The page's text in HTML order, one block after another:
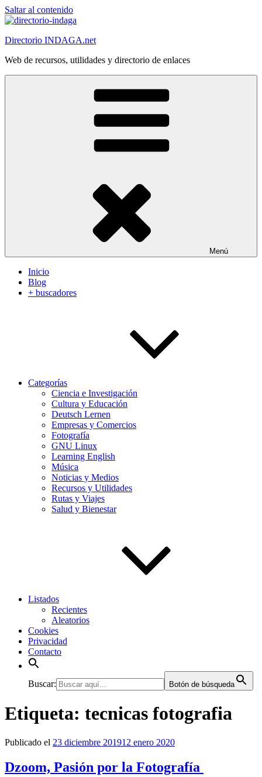
Saltar al contenido
Directorio INDAGA.net
Web de recursos, utilidades y directorio de enlaces
Menú
Inicio
Blog
+ buscadores
Categorías
Ciencia e Investigación
Cultura y Educación
Deutsch Lernen
Empresas y Comercios
Fotografía
GNU Linux
Learning English
Música
Noticias y Medios
Recursos y Utilidades
Rutas y Viajes
Salud y Bienestar
Listados
Recientes
Aleatorios
Cookies
Privacidad
Contacto
Buscar: Botón de búsqueda
Etiqueta: tecnicas fotografia
Publicado el 23 diciembre 201912 enero 2020
Dzoom, Pasión por la Fotografía